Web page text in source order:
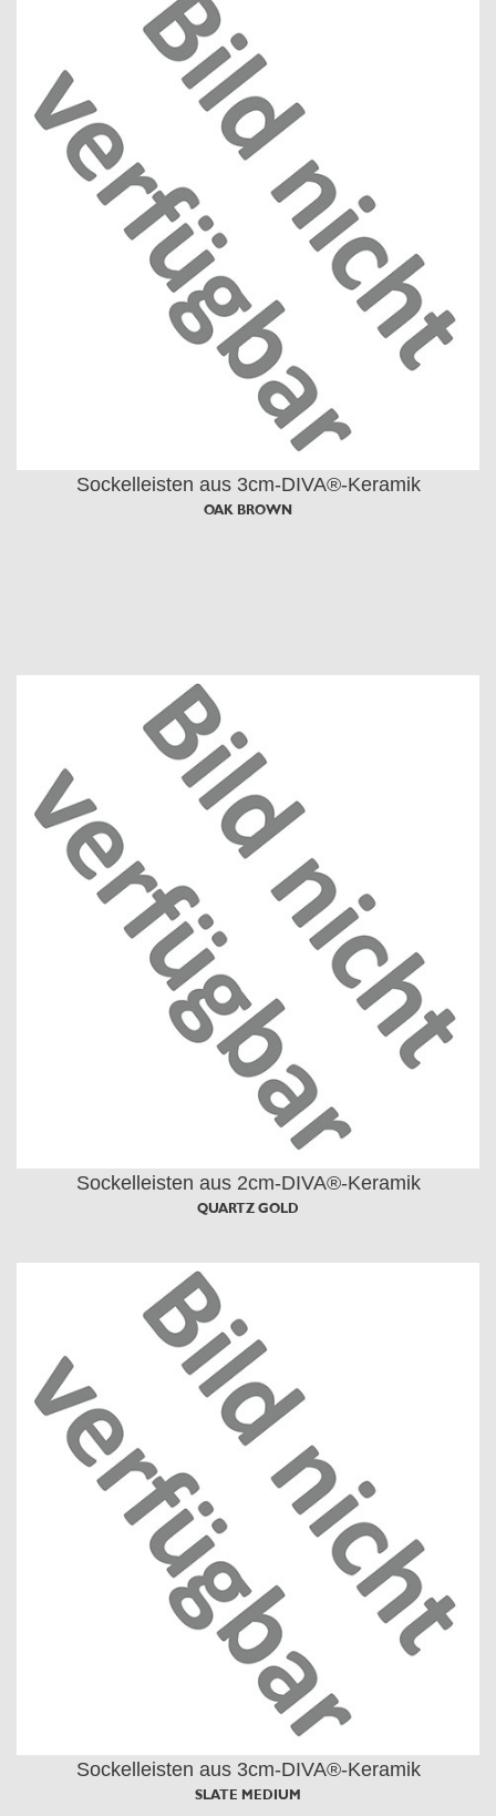
Sockelleisten aus 3cm-DIVA®-Keramik
OAK BROWN
Sockelleisten aus 2cm-DIVA®-Keramik
QUARTZ GOLD
Sockelleisten aus 3cm-DIVA®-Keramik
SLATE MEDIUM